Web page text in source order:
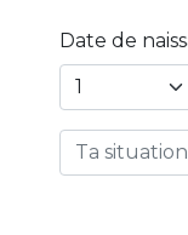
Date de
Year